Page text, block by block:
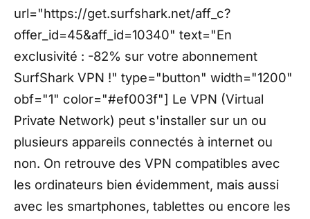
url="https://get.surfshark.net/aff_c?
offer_id=45&aff_id=10340" text="En
exclusivité : -82% sur votre abonnement
SurfShark VPN !" type="button" width="1200"
obf="1" color="#ef003f"] Le VPN (Virtual
Private Network) peut s'installer sur un ou
plusieurs appareils connectés à internet ou
non. On retrouve des VPN compatibles avec
les ordinateurs bien évidemment, mais aussi
avec les smartphones, tablettes ou encore les